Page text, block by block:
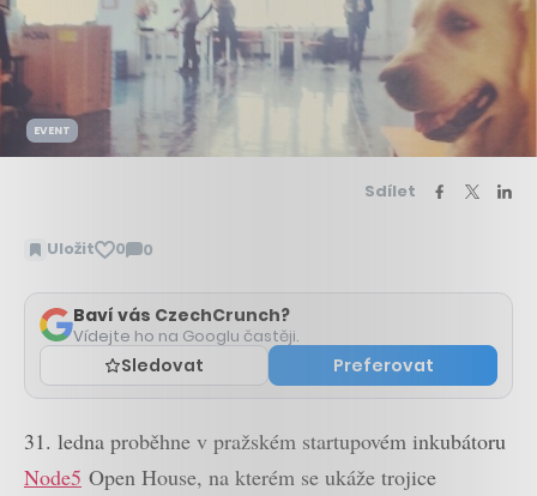
EVENT
Sdílet
Uložit 0 0
Zobrazit
Baví vás CzechCrunch?
Vídejte ho na Googlu častěji.
Sledovat Preferovat
31. ledna proběhne v pražském startupovém inkubátoru
Node5 Open House, na kterém se ukáže trojice